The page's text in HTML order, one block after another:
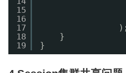
15
16
17
18
19
}
}